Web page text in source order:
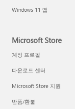
Windows 11 앱
Microsoft Store
계정 프로필
다운로드 센터
Microsoft Store 지원
반품/환불